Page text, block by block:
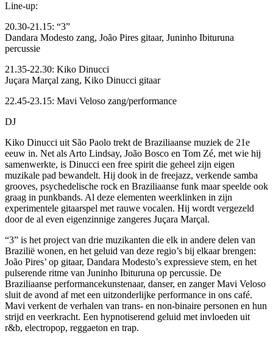
Line-up:
20.30-21.15: “3”
Dandara Modesto zang, João Pires gitaar, Juninho Ibituruna
percussie
21.35-22.30: Kiko Dinucci
Juçara Marçal zang, Kiko Dinucci gitaar
22.45-23.15: Mavi Veloso zang/performance
DJ
Kiko Dinucci uit São Paolo trekt de Braziliaanse muziek de 21e
eeuw in. Net als Arto Lindsay, João Bosco en Tom Zé, met wie hij
samenwerkte, is Dinucci een free spirit die geheel zijn eigen
muzikale pad bewandelt. Hij dook in de freejazz, verkende samba
grooves, psychedelische rock en Braziliaanse funk maar speelde ook
graag in punkbands. Al deze elementen weerklinken in zijn
experimentele gitaarspel met rauwe vocalen. Hij wordt vergezeld
door de al even eigenzinnige zangeres Juçara Marçal.
“3” is het project van drie muzikanten die elk in andere delen van
Brazilië wonen, en het geluid van deze regio’s bij elkaar brengen:
João Pires’ op gitaar, Dandara Modesto’s expressieve stem, en het
pulserende ritme van Juninho Ibituruna op percussie. De
Braziliaanse performancekunstenaar, danser, en zanger Mavi Veloso
sluit de avond af met een uitzonderlijke performance in ons café.
Mavi verkent de verhalen van trans- en non-binaire personen en hun
strijd en veerkracht. Een hypnotiserend geluid met invloeden uit
r&b, electropop, reggaeton en trap.